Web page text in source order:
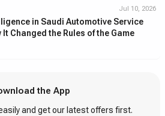
Jul 10, 2026
in Saudi Automotive Service
It Changed the Rules of the Game
the App
and get our latest offers first.